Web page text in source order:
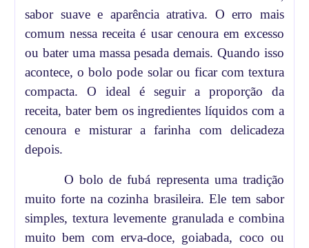
sabor suave e aparência atrativa. O erro mais
comum nessa receita é usar cenoura em excesso
ou bater uma massa pesada demais. Quando isso
acontece, o bolo pode solar ou ficar com textura
compacta. O ideal é seguir a proporção da
receita, bater bem os ingredientes líquidos com a
cenoura e misturar a farinha com delicadeza
depois.
O bolo de fubá representa uma tradição
muito forte na cozinha brasileira. Ele tem sabor
simples, textura levemente granulada e combina
muito bem com erva-doce, goiabada, coco ou